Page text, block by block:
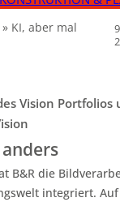
» KI, aber mal
Vision Portfolios
B&R die
integriert. Auf